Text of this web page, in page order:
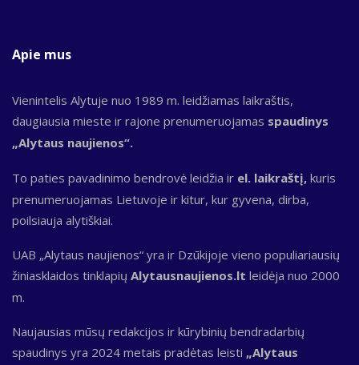
Apie mus
Vienintelis Alytuje nuo 1989 m. leidžiamas laikraštis,
daugiausia mieste ir rajone prenumeruojamas spaudinys
„Alytaus naujienos“.
To paties pavadinimo bendrovė leidžia ir el. laikraštį, kuris
prenumeruojamas Lietuvoje ir kitur, kur gyvena, dirba,
poilsiauja alytiškiai.
UAB „Alytaus naujienos“ yra ir Dzūkijoje vieno populiariausių
žiniasklaidos tinklapių Alytausnaujienos.lt leidėja nuo 2000
m.
Naujausias mūsų redakcijos ir kūrybinių bendradarbių
spaudinys yra 2024 metais pradėtas leisti „Alytaus